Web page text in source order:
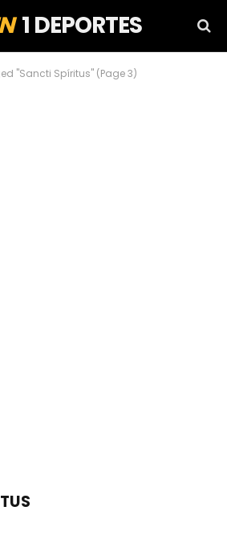
1 DEPORTES
"Sancti Spíritus" (Page 3)